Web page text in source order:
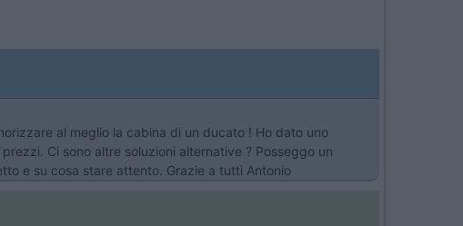
al meglio la cabina di un ducato ! Ho dato uno
Ci sono altre soluzioni alternative ? Posseggo un
e su cosa stare attento. Grazie a tutti Antonio